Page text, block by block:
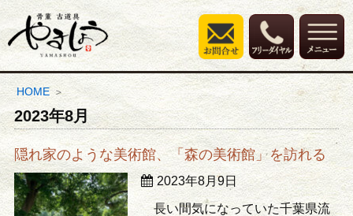
HOME
2023年8月
隠れ家のような美術館、「森の美術館」を訪れる
2023年8月9日
長い間気になっていた千葉県流